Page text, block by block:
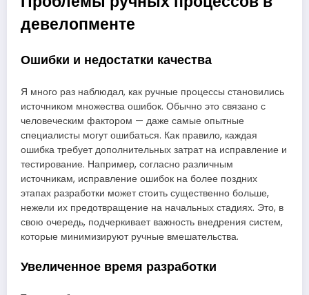
девелопменте
Ошибки и недостатки качества
Я много раз наблюдал, как ручные процессы становились
источником множества ошибок. Обычно это связано с
человеческим фактором — даже самые опытные
специалисты могут ошибаться. Как правило, каждая
ошибка требует дополнительных затрат на исправление и
тестирование. Например, согласно различным
источникам, исправление ошибок на более поздних
этапах разработки может стоить существенно больше,
нежели их предотвращение на начальных стадиях. Это, в
свою очередь, подчеркивает важность внедрения систем,
которые минимизируют ручные вмешательства.
Увеличенное время разработки